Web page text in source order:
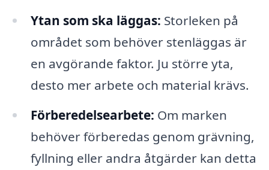
Ytan som ska läggas: Storleken på
området som behöver stenläggas är
en avgörande faktor. Ju större yta,
desto mer arbete och material krävs.
Förberedelsearbete: Om marken
behöver förberedas genom grävning,
fyllning eller andra åtgärder kan detta